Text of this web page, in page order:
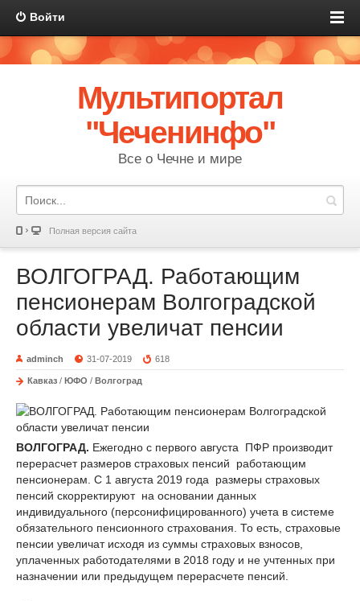
Войти
Мультипортал
"Чеченинфо"
Все о Чечне и мире
Полная версия сайта
ВОЛГОГРАД. Работающим
пенсионерам Волгоградской
области увеличат пенсии
adminch 31-07-2019 618
Кавказ / ЮФО / Волгоград
ВОЛГОГРАД. Ежегодно с первого августа ПФР производит
перерасчет размеров страховых пенсий работающим
пенсионерам. С 1 августа 2019 года размеры страховых
пенсий скорректируют на основании данных
индивидуального (персонифицированного) учета в системе
обязательного пенсионного страхования. То есть, страховые
пенсии увеличат исходя из суммы страховых взносов,
уплаченных работодателями в 2018 году и не учтенных при
назначении или предыдущем перерасчете пенсий.